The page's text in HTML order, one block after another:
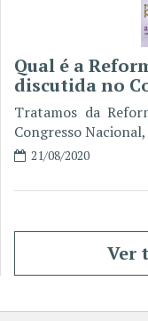
Qual é a
discutida no
Tratamos da
Congresso
21/08/2020
Ver